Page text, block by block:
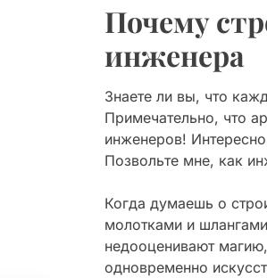
Почему
инженера
Знаете ли вы, что
Примечательно, что
инженеров!
Позвольте мне, как
Когда думаешь о
молотками и
недооценивают
одновременно